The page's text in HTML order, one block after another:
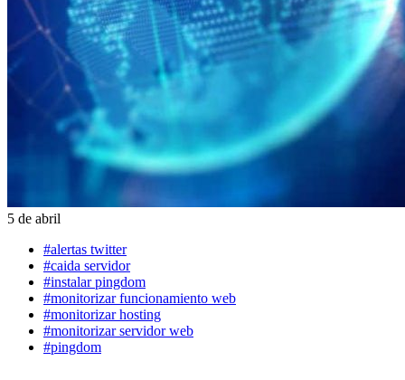
5 de abril
#alertas twitter
#caida servidor
#instalar pingdom
#monitorizar funcionamiento web
#monitorizar hosting
#monitorizar servidor web
#pingdom